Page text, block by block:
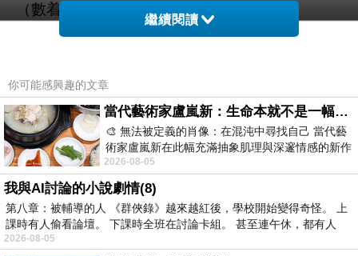
（數着因淚水而模糊的星星）
思い出す 夏の日
一人ぼっちの夜
（孤單寂寞的今夜）
幸せは 雲の上に
（幸福在雲端上面）
幸せは 空の上に
（幸福在夜空上面）
繼續閱讀
你可能感興趣的文章
當代藝術家盧嵐新：生命本就不是一幅能被定義的肖像，在混亂與交疊中拼湊完整的靈魂
🎨 無法被定義的肖像：在混沌中尋找自己 當代藝
術家盧嵐新在此幅充滿抽象肌理與深邃情感的新作
中，以灰白為基底，交織著塗抹、刮擦與
2026-08-05
我與AI討論的小說劇情(8)
第八章：被輔導的人 《群俠錄》越來越紅後，學校開始變得奇怪。 上
課時有人偷看論壇。 下課時全班在討論卡組。 甚至連午休，都有人
2026-08-05